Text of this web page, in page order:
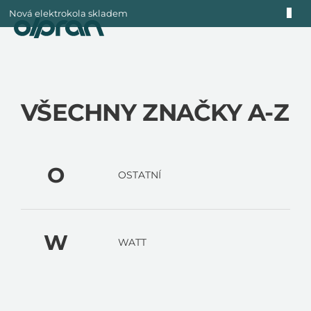
na
obsah
Nová elektrokola skladem
VŠECHNY ZNAČKY A-Z
O OSTATNÍ
W WATT